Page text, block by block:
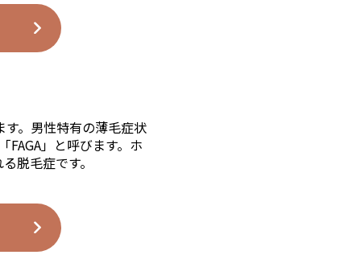
。男性特有の薄毛症状
」と呼びます。ホ
脱毛症です。